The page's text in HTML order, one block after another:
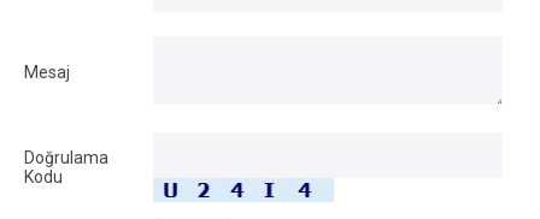
Mesaj
Doğrulama
Kodu